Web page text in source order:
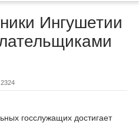
Ингушетии
2324
госслужащих достигает